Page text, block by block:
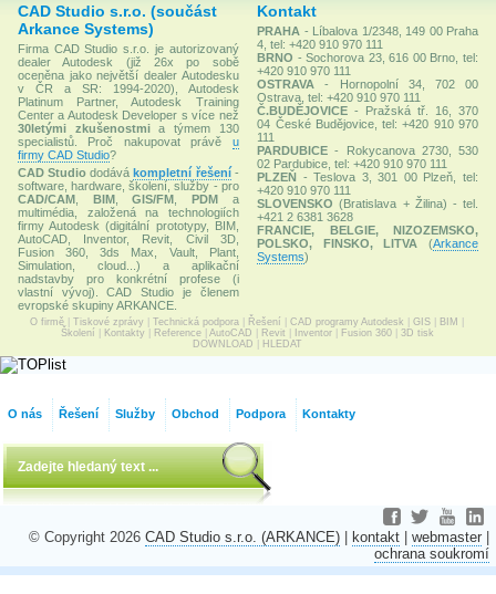
CAD Studio s.r.o. (součást
Arkance Systems)
Firma CAD Studio s.r.o. je autorizovaný
dealer Autodesk (již 26x po sobě
oceněna jako největší dealer Autodesku
v ČR a SR: 1994-2020), Autodesk
Platinum Partner, Autodesk Training
Center a Autodesk Developer s více než
30letými zkušenostmia týmem 130
specialistů. Proč nakupovat právě u
firmy CAD Studio?
CAD Studio dodávákompletní řešení-
software, hardware, školení, služby - pro
CAD/CAM
BIM,GIS/FM ,PDM a
multimédia, založená na technologiích
firmy Autodesk (digitální prototypy, BIM,
AutoCAD, Inventor, Revit, Civil 3D,
Fusion 360, 3ds Max, Vault, Plant,
Simulation, cloud...) a aplikační
nadstavby pro konkrétní profese (i
vlastní vývoj). CAD Studio je členem
evropské skupiny ARKANCE.
Kontakt
PRAHA - Líbalova 1/2348, 149 00 Praha
4, tel: +420 910 970 111
BRNO - Sochorova 23, 616 00 Brno, tel:
+420 910 970 111
OSTRAVA
- Hornopolní 34, 702 00
Ostrava, tel: +420 910 970 111
Č.BUDĚJOVICE - Pražská tř. 16, 370
04 České Budějovice, tel: +420 910 970
111
PARDUBICE - Rokycanova 2730, 530
02 Pardubice, tel: +420 910 970 111
PLZEŇ - Teslova 3, 301 00 Plzeň, tel:
+420 910 970 111
SLOVENSKO (Bratislava + Žilina) - tel.
+421 2 6381 3628
FRANCIE, BELGIE, NIZOZEMSKO,
POLSKO, FINSKO, LITVA
(Arkance
Systems)
O firmě Tiskové zprávy Technická podpora Řešení CAD programy Autodesk GIS BIM
Školení
Kontakty Reference| AutoCAD Revit Inventor| Fusion 360| 3D tisk
DOWNLOAD
HLEDAT
O nás Řešení Služby Obchod Podpora Kontakty
© Copyright 2026 CAD Studio s.r.o. (ARKANCE) kontakt webmaster
ochrana soukromí